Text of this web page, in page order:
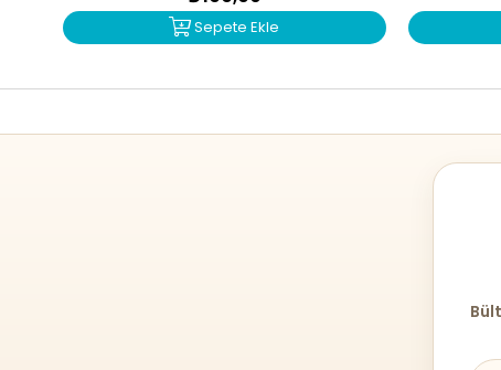
Sepete Ekle